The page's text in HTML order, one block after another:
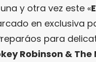
y otra vez este «
en exclusiva
para
Robinson & The